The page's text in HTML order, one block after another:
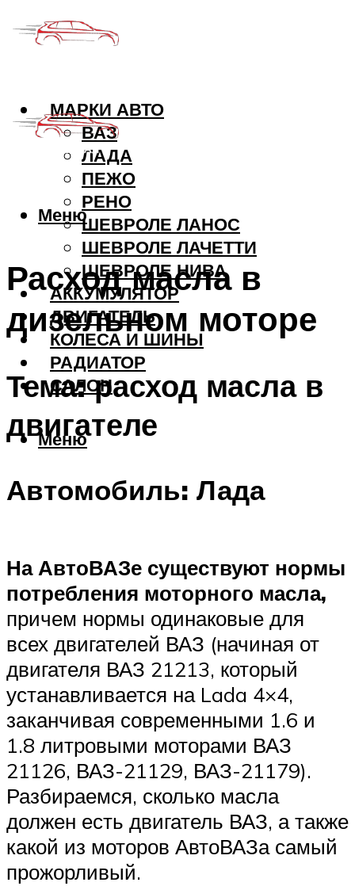
МАРКИ АВТО
ВАЗ
ЛАДА
ПЕЖО
РЕНО
ШЕВРОЛЕ ЛАНОС
ШЕВРОЛЕ ЛАЧЕТТИ
ШЕВРОЛЕ НИВА
АККУМУЛЯТОР
ДВИГАТЕЛЬ
КОЛЕСА И ШИНЫ
РАДИАТОР
САЛОН
Меню
Меню
Расход масла в
дизельном моторе
Тема: расход масла в
двигателе
Автомобиль: Лада
На АвтоВАЗе существуют нормы
потребления моторного масла,
причем нормы одинаковые для
всех двигателей ВАЗ (начиная от
двигателя ВАЗ 21213, который
устанавливается на Lada 4×4,
заканчивая современными 1.6 и
1.8 литровыми моторами ВАЗ
21126, ВАЗ-21129, ВАЗ-21179).
Разбираемся, сколько масла
должен есть двигатель ВАЗ, а также
какой из моторов АвтоВАЗа самый
прожорливый.